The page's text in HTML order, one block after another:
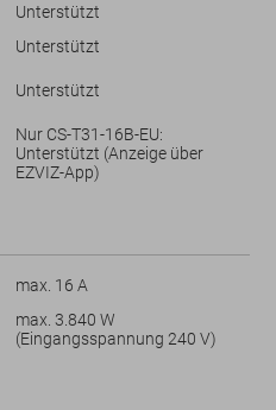
Unterstützt
Unterstützt
Unterstützt
Nur CS-T31-16B-EU:
Unterstützt (Anzeige über
EZVIZ-App)
max. 16 A
max. 3.840 W
(Eingangsspannung 240 V)